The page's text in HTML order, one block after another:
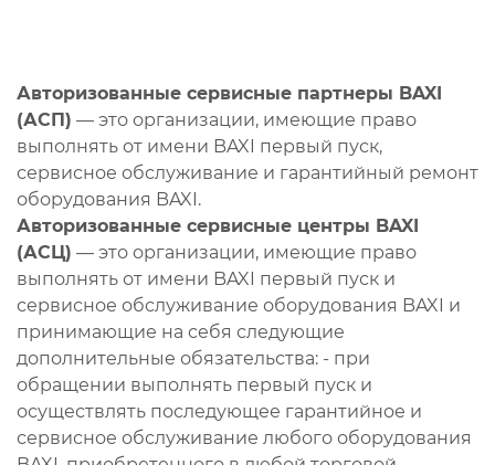
Авторизованные сервисные партнеры BAXI
(АСП) — это организации, имеющие право
выполнять от имени BAXI первый пуск,
сервисное обслуживание и гарантийный ремонт
оборудования BAXI.
Авторизованные сервисные центры BAXI
(АСЦ) — это организации, имеющие право
выполнять от имени BAXI первый пуск и
сервисное обслуживание оборудования BAXI и
принимающие на себя следующие
дополнительные обязательства: - при
обращении выполнять первый пуск и
осуществлять последующее гарантийное и
сервисное обслуживание любого оборудования